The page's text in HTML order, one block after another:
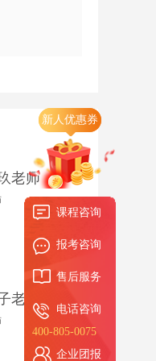
新人优惠券
课程咨询
报考咨询
售后服务
电话咨询
400-805-0075
企业团报
老师
老师